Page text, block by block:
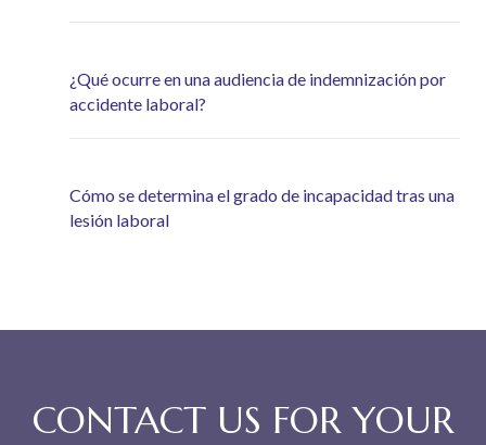
¿Qué ocurre en una audiencia de indemnización por
accidente laboral?
Cómo se determina el grado de incapacidad tras una
lesión laboral
CONTACT US FOR YOUR